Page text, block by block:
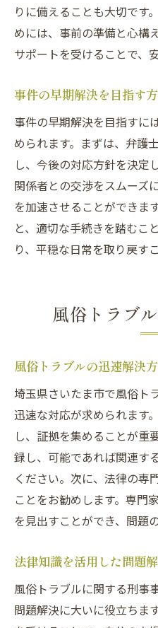
りに備えることも大切です
めには、事前の準備と心構
サポートを受けることで、
事件の早期解決を目指す
事件の早期解決を目指すに
められます。まずは、弁護
し、今後の対応方針を決定
関係者との交渉をスムーズ
を加速させることができま
と、適切な手続きを踏むこ
り、平穏な日常を取り戻す
風俗トラブ
風俗トラブルの迅速解決
埼玉県さいたま市で風俗ト
迅速な対応が求められます
し、証拠を集めることが重
録し、可能であれば関連す
ください。次に、法律の専
ことをお勧めします。専門
を見出すことができ、問題
法律知識を活用した問題
風俗トラブルに関する刑事
問題解決に大いに役立ちま